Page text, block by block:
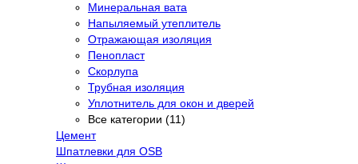
Минеральная вата
Напыляемый утеплитель
Отражающая изоляция
Пенопласт
Скорлупа
Трубная изоляция
Уплотнитель для окон и дверей
Все категории (11)
Цемент
Шпатлевки для OSB